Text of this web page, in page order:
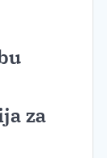
za